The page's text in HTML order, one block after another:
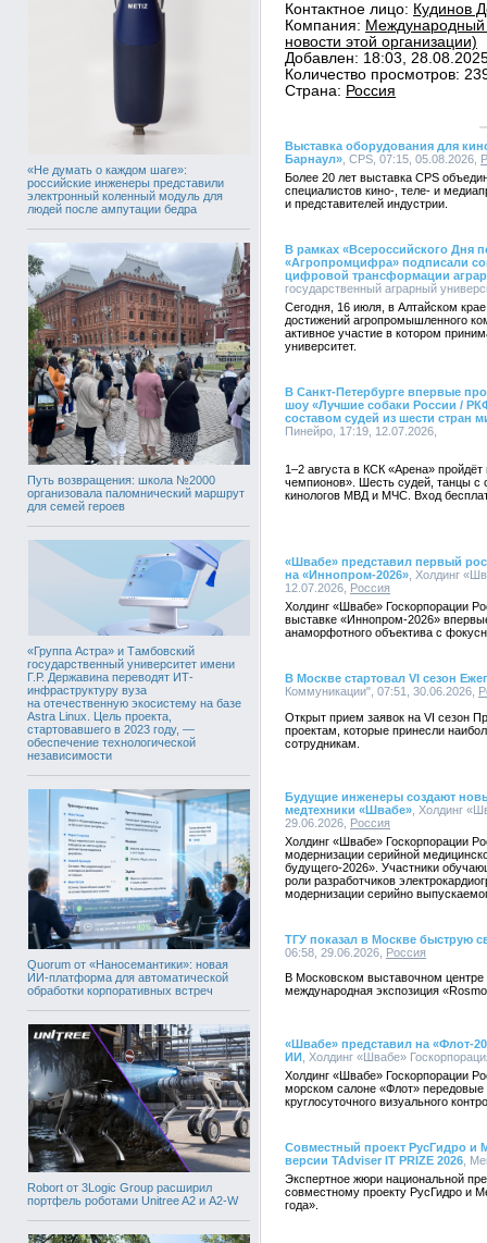
«Не думать о каждом шаге»:
российские инженеры представили
электронный коленный модуль для
людей после ампутации бедра
Путь возвращения: школа №2000
организовала паломнический маршрут
для семей героев
«Группа Астра» и Тамбовский
государственный университет имени
Г.Р. Державина переводят ИТ-
инфраструктуру вуза
на отечественную экосистему на базе
Astra Linux. Цель проекта,
стартовавшего в 2023 году, —
обеспечение технологической
независимости
Quorum от «Наносемантики»: новая
ИИ-платформа для автоматической
обработки корпоративных встреч
Robort от 3Logic Group расширил
портфель роботами Unitree A2 и A2-W
Контактное лицо: Кудинов
Компания:
новости этой организации)
Добавлен: 18:03,
Количество просмотров:
Страна: Россия
Выставка оборудования для
Барнаул» , CPS, 07:15, 05.08.2026,
Более 20 лет выставка CPS
специалистов кино-, теле- и
и представителей индустрии.
В рамках «Всероссийского Дня
«Агропромцифра» подписали
цифровой трансформации
государственный аграрный
Сегодня, 16 июля, в Алтайском
достижений агропромышленного
активное участие в котором
университет.
В Санкт-Петербурге впервые
шоу «Лучшие собаки России /
составом судей из шести стран
Пинейро, 17:19, 12.07.2026,
1–2 августа в КСК «Арена»
чемпионов». Шесть судей, танцы с
кинологов МВД и МЧС. Вход
«Швабе» представил первый
на «Иннопром-2026» , Холдинг
12.07.2026, Россия
Холдинг «Швабе» Госкорпорации
выставке «Иннопром-2026»
анаморфотного объектива с
В Москве стартовал VI сезон
Коммуникации", 07:51, 30.06.2026,
Открыт прием заявок на VI сезон
проектам, которые принесли
сотрудникам.
Будущие инженеры создают
медтехники «Швабе» , Холдинг
29.06.2026, Россия
Холдинг «Швабе» Госкорпорации
модернизации серийной
будущего-2026». Участники
роли разработчиков
модернизации серийно
ТГУ показал в Москве быструю
06:58, 29.06.2026, Россия
В Московском выставочном
международная экспозиция
«Швабе» представил на «Флот-
ИИ , Холдинг «Швабе»
Холдинг «Швабе» Госкорпорации
морском салоне «Флот» передовые
круглосуточного визуального
Совместный проект РусГидро и
версии TAdviser IT PRIZE 2026 ,
Экспертное жюри национальной
совместному проекту РусГидро и
года».